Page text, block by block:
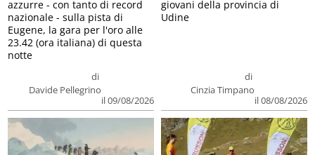
di
Davide Pellegrino
il 09/08/2026
azzurre - con tanto di record
nazionale - sulla pista di
Eugene, la gara per l'oro alle
23.42 (ora italiana) di questa
notte
di
Cinzia Timpano
il 08/08/2026
giovani della provincia di
Udine